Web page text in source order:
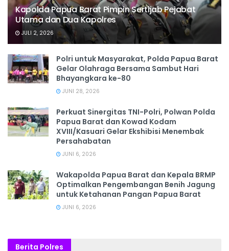
Kapolda Papua Barat Pimpin Sertijab Pejabat
Utama dan Dua Kapolres
JULI 2, 2026
Polri untuk Masyarakat, Polda Papua Barat
Gelar Olahraga Bersama Sambut Hari
Bhayangkara ke-80
JUNI 28, 2026
‎Perkuat Sinergitas TNI-Polri, Polwan Polda
Papua Barat dan Kowad Kodam
XVIII/Kasuari Gelar Ekshibisi Menembak
Persahabatan
JUNI 6, 2026
Wakapolda Papua Barat dan Kepala BRMP
Optimalkan Pengembangan Benih Jagung
untuk Ketahanan Pangan Papua Barat
JUNI 6, 2026
Berita Polres